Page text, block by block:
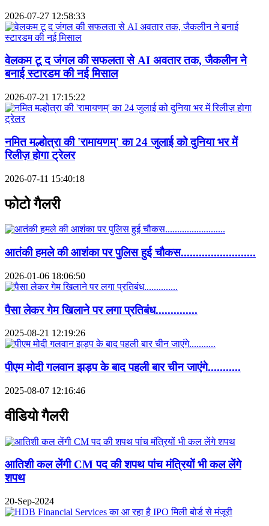
2026-07-27 12:58:33
वेलकम टू द जंगल की सफलता से AI अवतार तक, जैकलीन ने
बनाई स्टारडम की नई मिसाल
2026-07-21 17:15:22
नमित मल्होत्रा की 'रामायणम्' का 24 जुलाई को दुनिया भर में
रिलीज़ होगा ट्रेलर
2026-07-11 15:40:18
फोटो गैलरी
आतंकी हमले की आशंका पर पुलिस हुई चौकस.........................
2026-01-06 18:06:50
पैसा लेकर गेम खिलाने पर लगा प्रतिबंध..............
2025-08-21 12:19:26
पीएम मोदी गलवान झड़प के बाद पहली बार चीन जाएंगे...........
2025-08-07 12:16:46
वीडियो गैलरी
आतिशी कल लेंगी CM पद की शपथ पांच मंत्रियों भी कल लेंगे
शपथ
20-Sep-2024